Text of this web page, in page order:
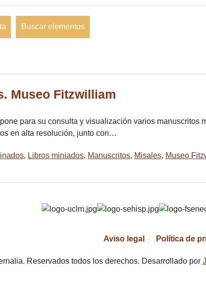
Buscar elementos
Museo Fitzwilliam
para su consulta y visualización varios
en alta resolución, junto con…
, Libros miniados, Manuscritos, Misales, Museo
Aviso legal Política de
Reservados todos los derechos. Desarrollado por